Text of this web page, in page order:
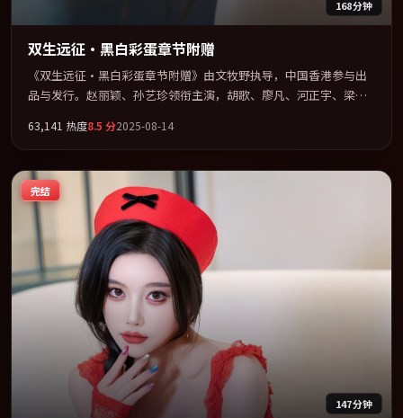
168分钟
双生远征·黑白彩蛋章节附赠
《双生远征·黑白彩蛋章节附赠》由文牧野执导，中国香港参与出
品与发行。赵丽颖、孙艺珍领衔主演，胡歌、廖凡、河正宇、梁朝
「爱情」类型为骨架，在叙事、表演与视听上力求统一。定于
2025-03-12 在内地院线及主流平台同步亮相，2025 年度话题片中口
碑稳健，适合喜欢强情节与人物弧光的观众完整观看。
63,141 热度8.5 分2025-08-14
完结
147分钟